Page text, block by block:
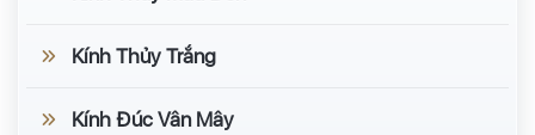
Kính Thủy Trắng
Kính Đúc Vân Mây